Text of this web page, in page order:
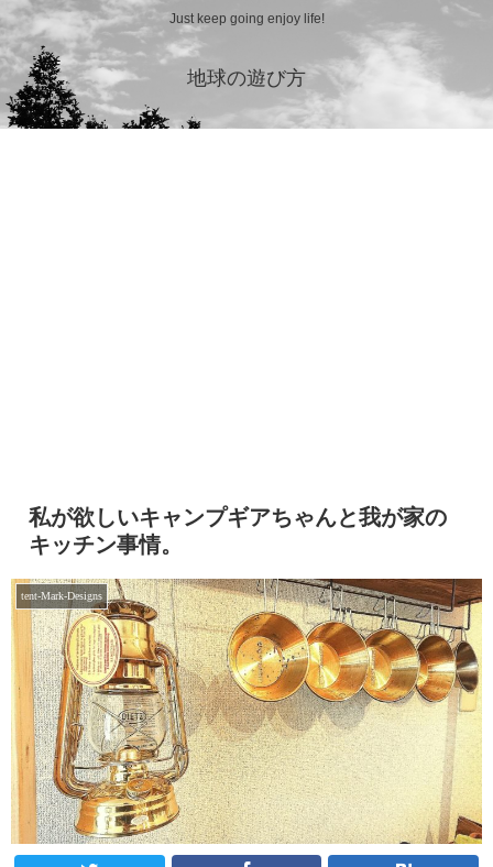
Just keep going enjoy life!
地球の遊び方
私が欲しいキャンプギアちゃんと我が家の
キッチン事情。
tent-Mark-Designs